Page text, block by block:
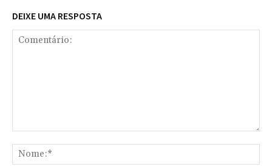
DEIXE UMA RESPOSTA